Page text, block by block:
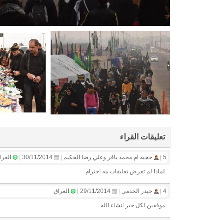
تعليقات القراء
5 | حجيه ام محمد باقر وعلي رضا الحكيم |
لماذا لم تعرض تعليقات مه احترام
4 | حيدر الخدمي | العراق
موفقين لكل خير انشاء الله